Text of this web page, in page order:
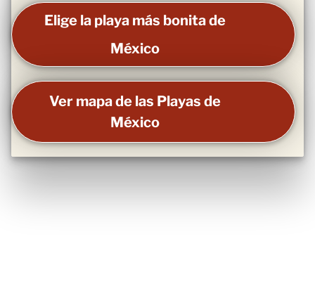
Elige la playa más bonita de
México
Ver mapa de las Playas de
México